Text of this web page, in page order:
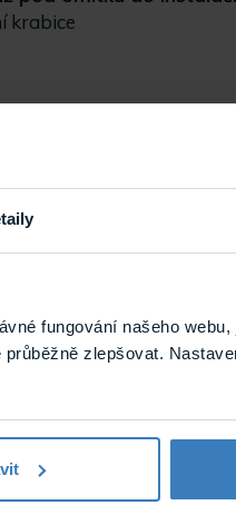
fungování našeho
zlepšovat.
krabice